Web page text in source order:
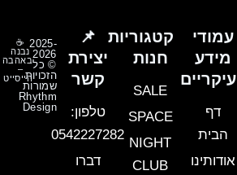
עמודי
מידע
עיקריים
דף
הבית
אודותינו
קטגוריות
חנות
SALE
SPACE
NIGHT
CLUB
📌
יצירת
קשר
טלפון:
0542227282
דברו
2025-
2026
© כל
הזכויות
שמורות
Rhythm
Design
☕
נבנה
באהבה
–
הייסייט